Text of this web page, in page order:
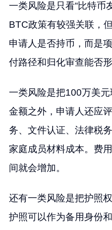
一类风险是只看“比特币
BTC政策有较强关联，
申请人是否持币，而是
付路径和归化审查能否
一类风险是把100万美
金额之外，申请人还应
务、文件认证、法律税
家庭成员材料成本。费
间就会增加。
还有一类风险是把护照
护照可以作为备用身份